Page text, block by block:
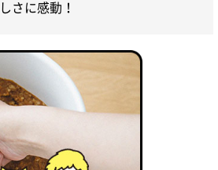
さに感動！